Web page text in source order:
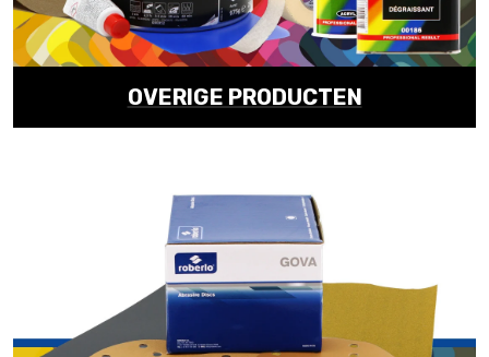
OVERIGE PRODUCTEN